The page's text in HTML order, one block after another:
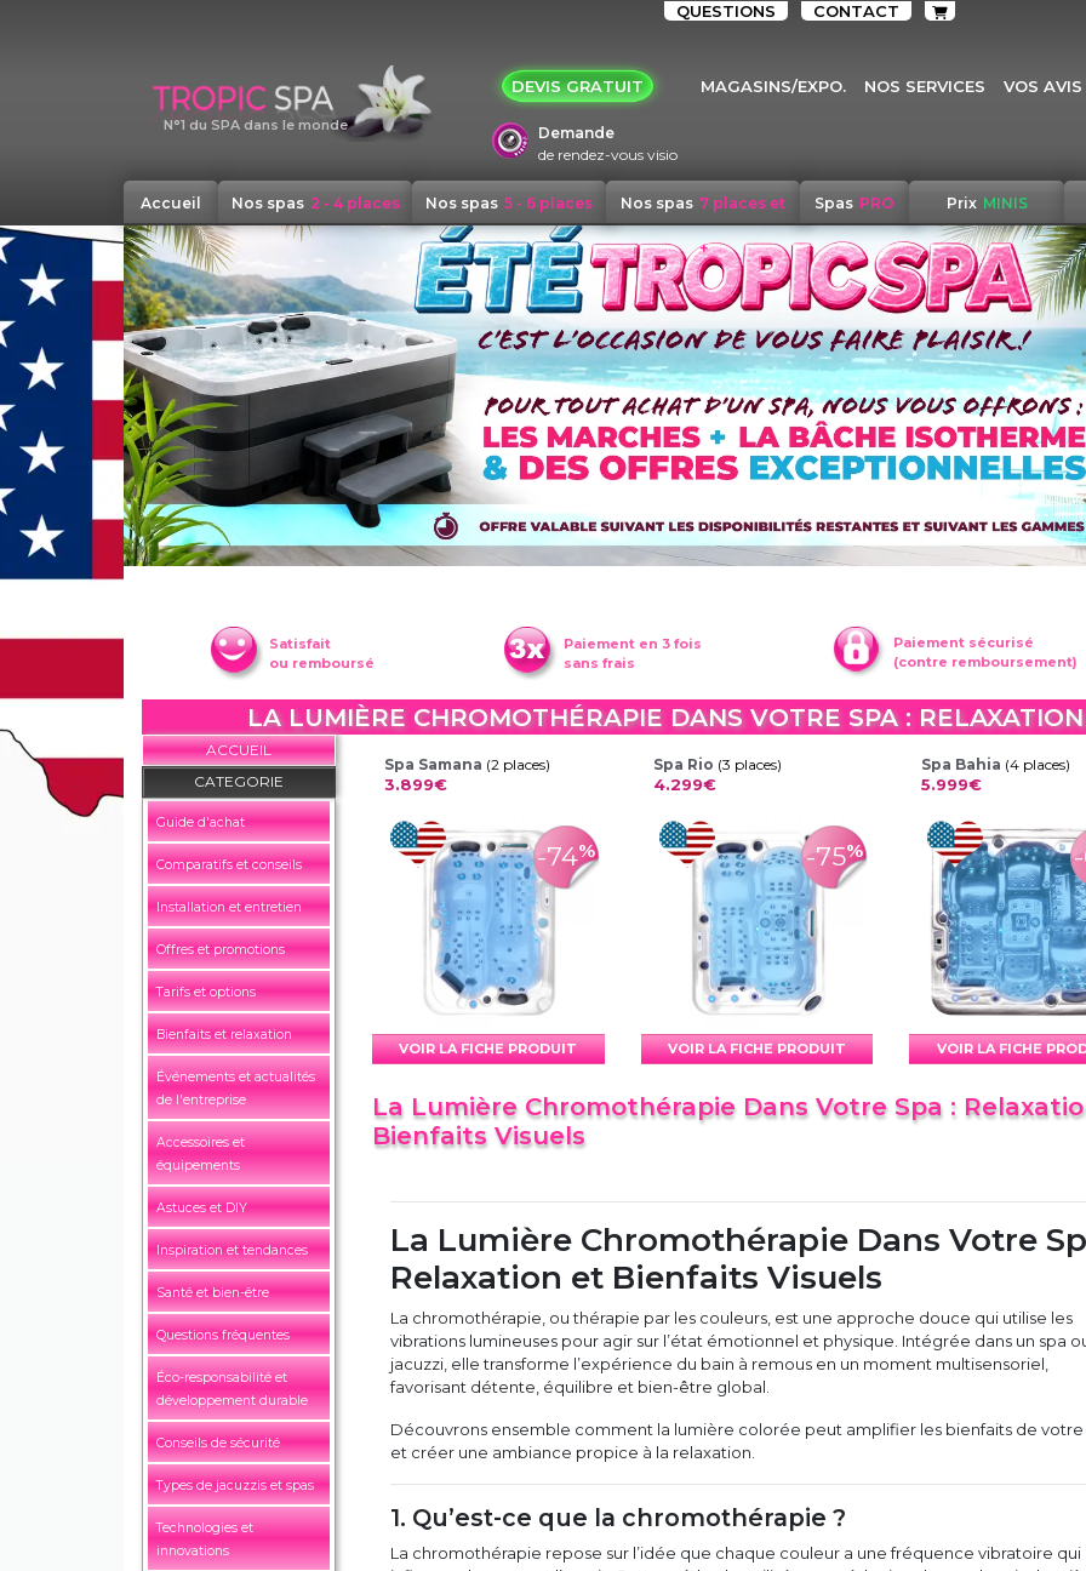
QUESTIONS CONTACT
N°1 du SPA dans le monde
DEVIS GRATUIT MAGASINS/EXPO. NOS SERVICES VOS AVIS
Demande
de rendez-vous visio
Accueil Nos spas 2 - 4 places Nos spas 5 - 6 places Nos spas 7 places et
+
Spas PRO Prix MINIS
Satisfait
ou remboursé
Paiement en 3 fois
sans frais
Paiement sécurisé
(contre remboursement)
LA LUMIÈRE CHROMOTHÉRAPIE DANS VOTRE SPA :
ACCUEIL
CATEGORIE
Guide d'achat
Comparatifs et conseils
Installation et entretien
Offres et promotions
Tarifs et options
Bienfaits et relaxation
Événements et actualités
de l'entreprise
Accessoires et
équipements
Astuces et DIY
Inspiration et tendances
Santé et bien-être
Questions fréquentes
Éco-responsabilité et
développement durable
Conseils de sécurité
Types de jacuzzis et spas
Technologies et
innovations
Spa Samana (2 places)
3.899€
-74%
VOIR LA FICHE PRODUIT
Spa Rio (3 places)
4.299€
-75%
VOIR LA FICHE PRODUIT
Spa Bahia (4 places)
5.999€
VOIR LA FICHE
La Lumière Chromothérapie Dans Votre Spa :
Bienfaits Visuels
La Lumière Chromothérapie Dans Votre
Relaxation et Bienfaits Visuels
La chromothérapie, ou thérapie par les couleurs, est une approche douce qui utilise les
vibrations lumineuses pour agir sur l’état émotionnel et physique. Intégrée dans un spa
jacuzzi, elle transforme l’expérience du bain à remous en un moment multisensoriel,
favorisant détente, équilibre et bien-être global.
Découvrons ensemble comment la lumière colorée peut amplifier les bienfaits de votre
et créer une ambiance propice à la relaxation.
1. Qu’est-ce que la chromothérapie ?
La chromothérapie repose sur l’idée que chaque couleur a une fréquence vibratoire qui